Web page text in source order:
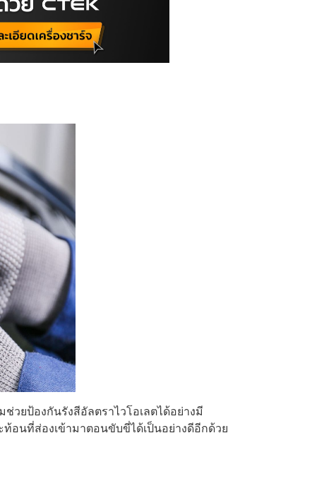
ยป้องกันรังสีอัลตราไวโอเลตได้อย่างมี
อนที่ส่องเข้ามาตอนขับขี่ได้เป็นอย่างดีอีกด้วย